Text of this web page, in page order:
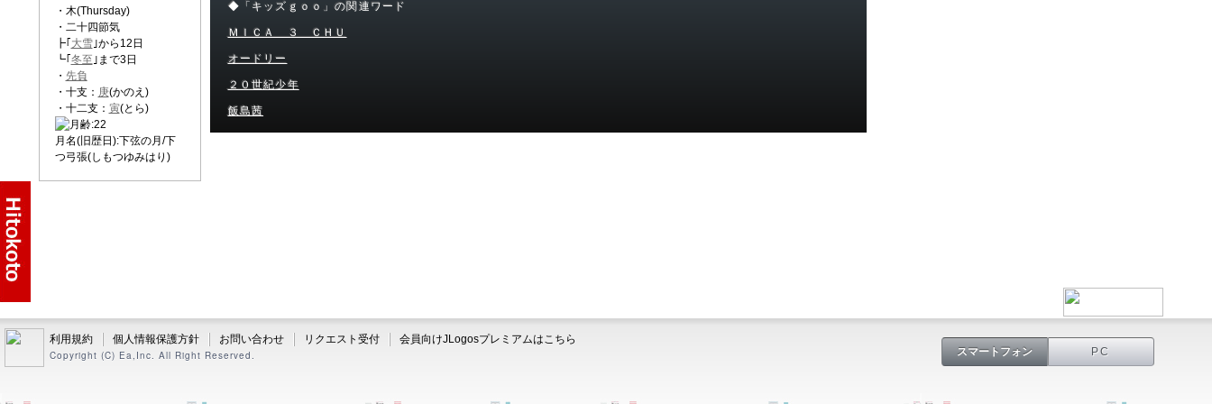
・木(Thursday)
・二十四節気
┣｢ 大雪｣から12日
┗｢ 冬至 ｣まで3日
・ 先負
・十支： 庚(かのえ)
・十二支： 寅(とら)
月名(旧歴日):下弦の月/下
つ弓張(しもつゆみはり)
◆「キッズｇｏｏ」の関連ワード
ＭＩＣＡ ３ ＣＨＵ
オードリー
２０世紀少年
飯島茜
利用規約 個人情報保護方針 お問い合わせ リクエスト受付
会員向けJLogosプレミアムはこちら
Copyright (C) Ea,Inc. All Right Reserved.
スマートフォン PC